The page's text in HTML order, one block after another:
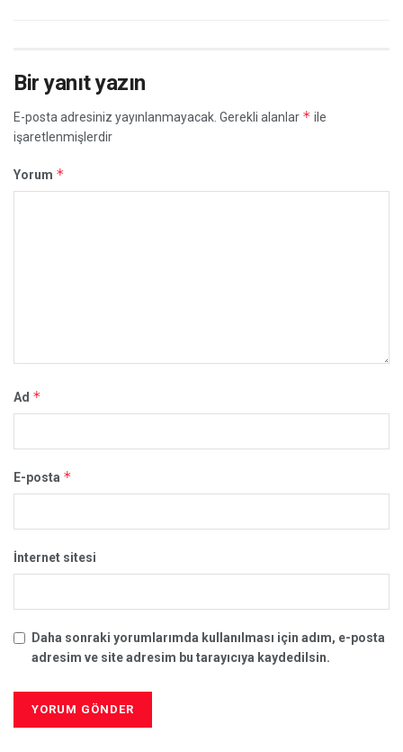
Bir yanıt yazın
E-posta adresiniz yayınlanmayacak. Gerekli alanlar * ile
işaretlenmişlerdir
Yorum *
Ad *
E-posta *
İnternet sitesi
Daha sonraki yorumlarımda kullanılması için adım, e-posta
adresim ve site adresim bu tarayıcıya kaydedilsin.